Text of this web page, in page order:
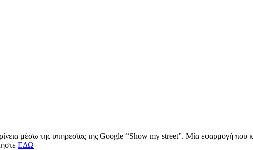
μέσω της υπηρεσίας της Google “Show my street”. Μία εφαρμογή που
ΕΔΩ